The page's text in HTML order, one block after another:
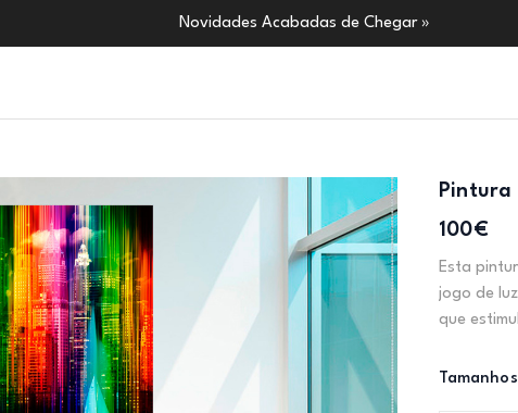
Novidades Acabadas de Chegar »
Pintura
100€
Esta
jogo de
que